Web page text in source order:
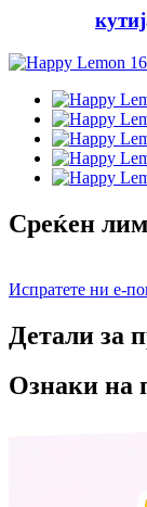
Среќен
Испратете ни е-
Детали за
Ознаки на